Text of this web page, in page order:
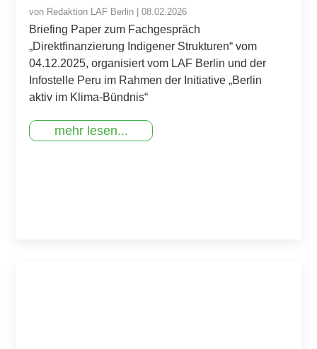
von Redaktion LAF Berlin |08.02.2026
Briefing Paper zum Fachgespräch
„Direktfinanzierung Indigener Strukturen“ vom
04.12.2025, organisiert vom LAF Berlin und der
Infostelle Peru im Rahmen der Initiative „Berlin
aktiv im Klima-Bündnis“
mehr lesen...